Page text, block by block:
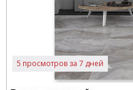
5 просмотров за 7 дней